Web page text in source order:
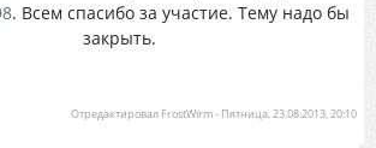
. Всем спасибо за участие. Тему надо бы
закрыть.
Отредактировал FrostWirm- Пятница, 23.08.2013, 20:10